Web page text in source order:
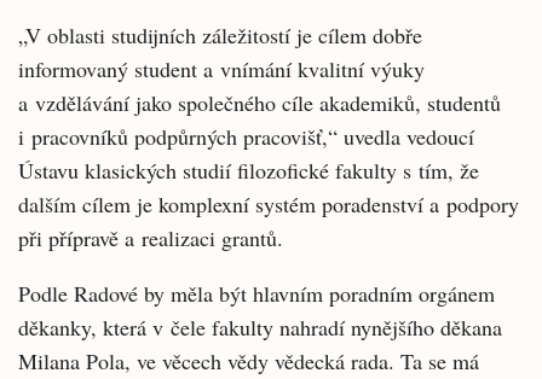
„V oblasti studijních záležitostí je cílem dobře
informovaný student a vnímání kvalitní výuky
a vzdělávání jako společného cíle akademiků, studentů
i pracovníků podpůrných pracovišť,“ uvedla vedoucí
Ústavu klasických studií filozofické fakulty s tím, že
dalším cílem je komplexní systém poradenství a podpory
při přípravě a realizaci grantů.
Podle Radové by měla být hlavním poradním orgánem
děkanky, která v čele fakulty nahradí nynějšího děkana
Milana Pola, ve věcech vědy vědecká rada. Ta se má